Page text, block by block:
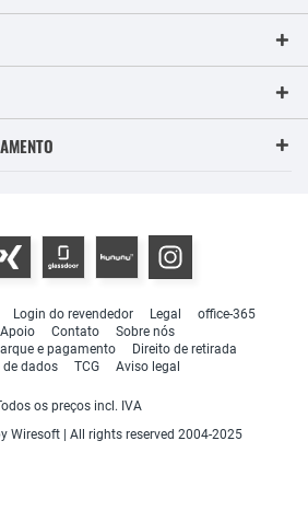
Login do revendedor Legal
office-365
Contato
Sobre nós
e pagamento
Direito de retirada
de dados
TCG Aviso legal
os preços incl. IVA
Wiresoft | All rights reserved 2004-2025